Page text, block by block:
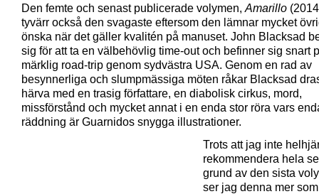
Den femte och senast publicerade volymen, Amarillo
tyvärr också den svagaste eftersom den lämnar mycket
önska när det gäller kvalitén på manuset. John Blacksad
sig för att ta en välbehövlig time-out och befinner sig snart
märklig road-trip genom sydvästra USA. Genom en rad av
besynnerliga och slumpmässiga möten råkar Blacksad
härva med en trasig författare, en diabolisk cirkus, mord,
missförstånd och mycket annat i en enda stor röra vars
räddning är Guarnidos snygga illustrationer.
Trots att jag inte
rekommendera hela
grund av den sista
ser jag denna mer